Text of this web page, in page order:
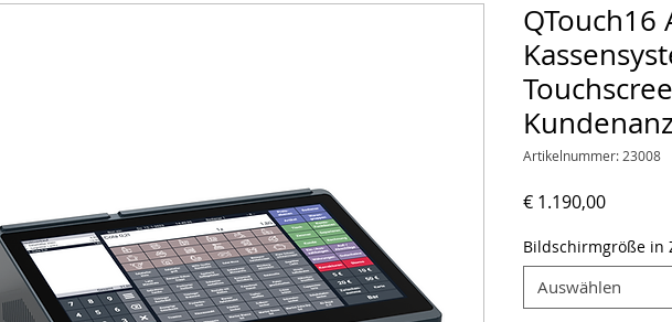
QTouch16
Artikelnummer: 23008
€ 1.190,00Preis
Bildschirmgröße in
Auswählen